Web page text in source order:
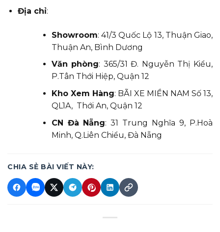
Địa chỉ:
Showroom: 41/3 Quốc Lộ 13, Thuận Giao,
Thuận An, Bình Dương
Văn phòng: 365/31 Đ. Nguyễn Thị Kiểu,
P.Tân Thới Hiệp, Quận 12
Kho Xem Hàng: BÃI XE MIỀN NAM Số 13,
QL1A, Thới An, Quận 12
CN Đà Nẵng: 31 Trung Nghĩa 9, P.Hoà
Minh, Q.Liên Chiểu, Đà Nẵng
CHIA SẺ BÀI VIẾT NÀY: